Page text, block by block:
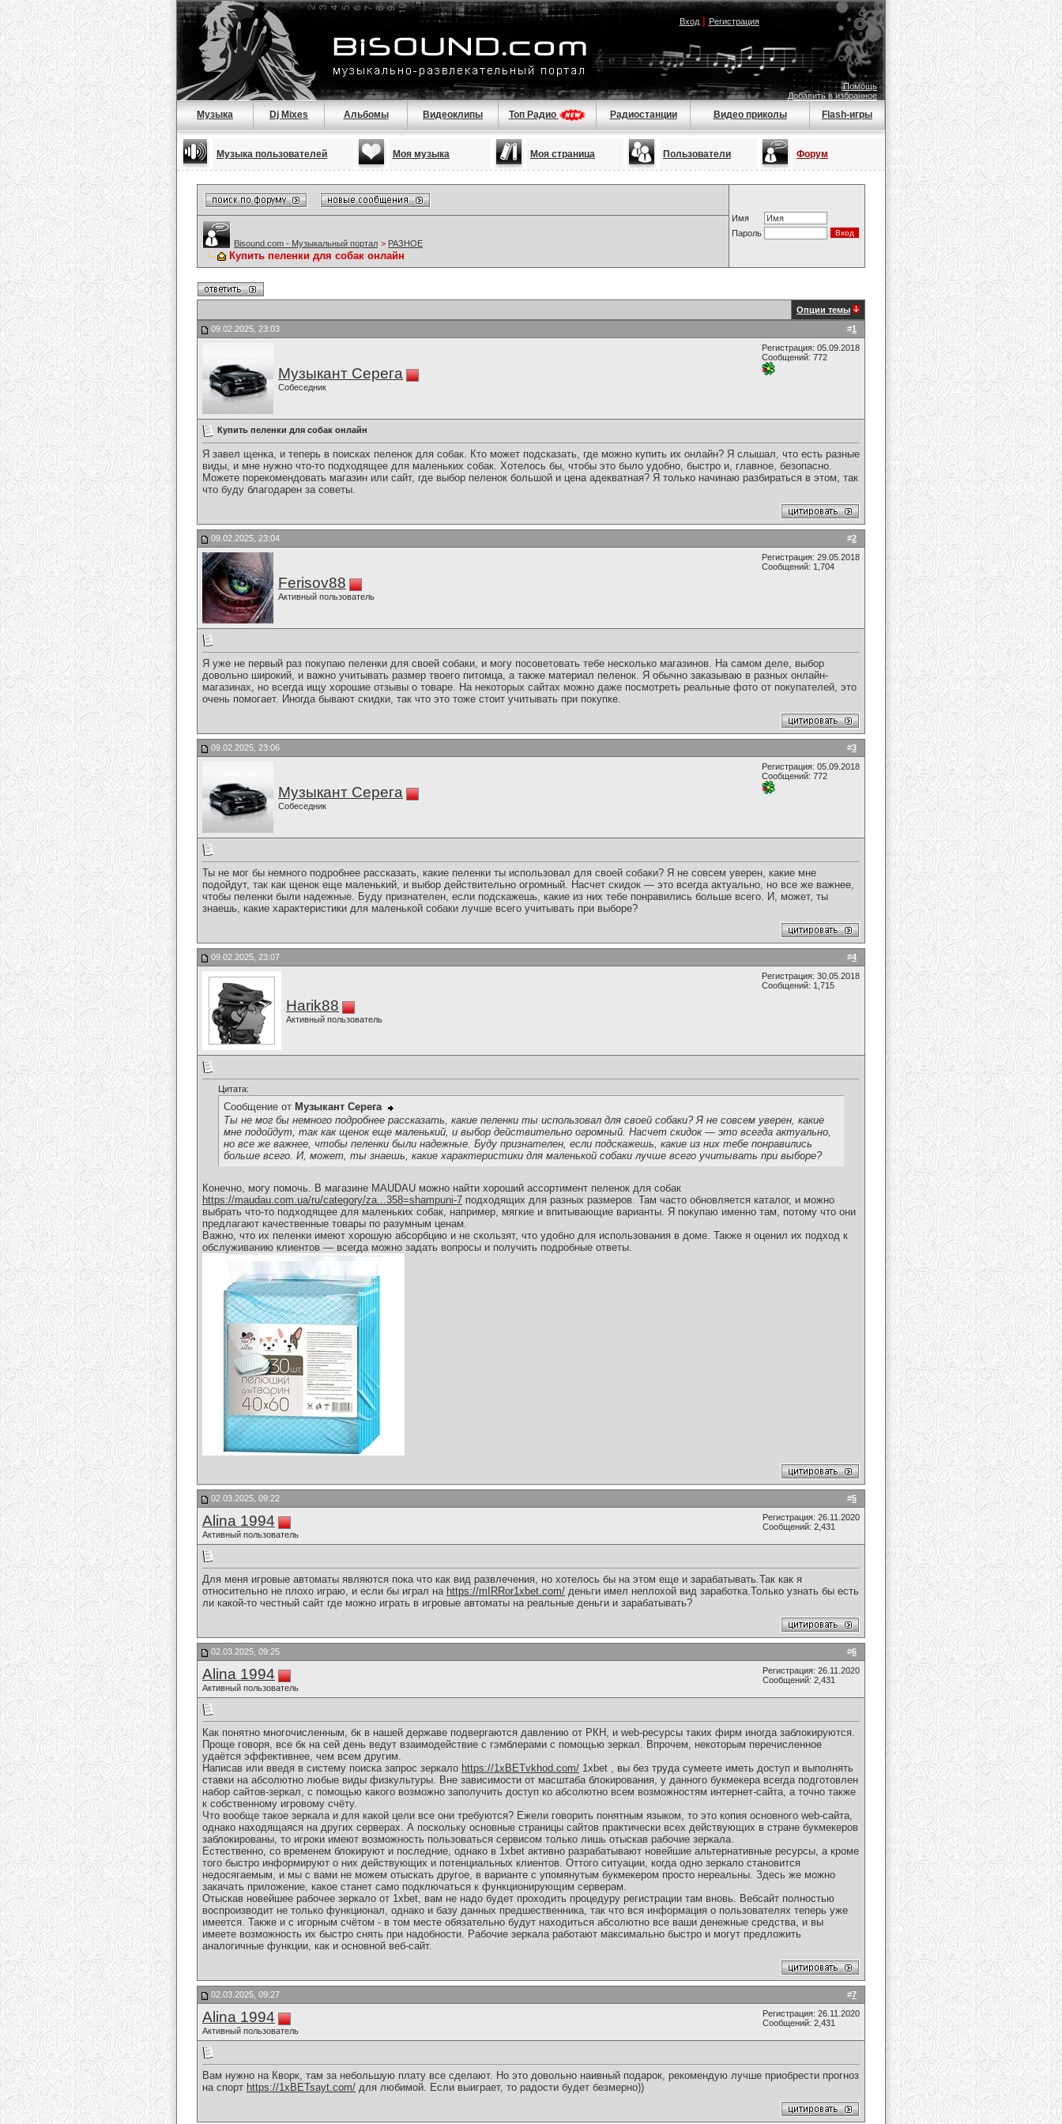
Вход| Регистрация
Помощь
Добавить в избранное
Музыка Dj Mixes Альбомы Видеоклипы Топ Радио Радиостанции Видео приколы Flash-игры
Музыка пользователей Моя музыка Моя страница Пользователи Форум
Имя
Пароль
Bisound.com - Музыкальный портал > РАЗНОЕ
Купить пеленки для собак онлайн
Опции темы
#1
09.02.2025, 23:03
Музыкант Серега
Собеседник
Регистрация: 05.09.2018
Сообщений: 772
Купить пеленки для собак онлайн
Я завел щенка, и теперь в поисках пеленок для собак. Кто может подсказать, где можно купить их онлайн? Я слышал, что есть разные
виды, и мне нужно что-то подходящее для маленьких собак. Хотелось бы, чтобы это было удобно, быстро и, главное, безопасно.
Можете порекомендовать магазин или сайт, где выбор пеленок большой и цена адекватная? Я только начинаю разбираться в этом, так
что буду благодарен за советы.
#2
09.02.2025, 23:04
Ferisov88
Активный пользователь
Регистрация: 29.05.2018
Сообщений: 1,704
Я уже не первый раз покупаю пеленки для своей собаки, и могу посоветовать тебе несколько магазинов. На самом деле, выбор
довольно широкий, и важно учитывать размер твоего питомца, а также материал пеленок. Я обычно заказываю в разных онлайн-
магазинах, но всегда ищу хорошие отзывы о товаре. На некоторых сайтах можно даже посмотреть реальные фото от покупателей, это
очень помогает. Иногда бывают скидки, так что это тоже стоит учитывать при покупке.
#3
09.02.2025, 23:06
Музыкант Серега
Собеседник
Регистрация: 05.09.2018
Сообщений: 772
Ты не мог бы немного подробнее рассказать, какие пеленки ты использовал для своей собаки? Я не совсем уверен, какие мне
подойдут, так как щенок еще маленький, и выбор действительно огромный. Насчет скидок — это всегда актуально, но все же важнее,
чтобы пеленки были надежные. Буду признателен, если подскажешь, какие из них тебе понравились больше всего. И, может, ты
знаешь, какие характеристики для маленькой собаки лучше всего учитывать при выборе?
#4
09.02.2025, 23:07
Harik88
Активный пользователь
Регистрация: 30.05.2018
Сообщений: 1,715
Цитата:
Сообщение от Музыкант Серега
Ты не мог бы немного подробнее рассказать, какие пеленки ты использовал для своей собаки? Я не совсем уверен, какие
мне подойдут, так как щенок еще маленький, и выбор действительно огромный. Насчет скидок — это всегда актуально,
но все же важнее, чтобы пеленки были надежные. Буду признателен, если подскажешь, какие из них тебе понравились
больше всего. И, может, ты знаешь, какие характеристики для маленькой собаки лучше всего учитывать при выборе?
Конечно, могу помочь. В магазине MAUDAU можно найти хороший ассортимент пеленок для собак
https://maudau.com.ua/ru/category/za...358=shampuni-7 подходящих для разных размеров. Там часто обновляется каталог, и можно
выбрать что-то подходящее для маленьких собак, например, мягкие и впитывающие варианты. Я покупаю именно там, потому что они
предлагают качественные товары по разумным ценам.
Важно, что их пеленки имеют хорошую абсорбцию и не скользят, что удобно для использования в доме. Также я оценил их подход к
обслуживанию клиентов — всегда можно задать вопросы и получить подробные ответы.
#5
02.03.2025, 09:22
Alina 1994
Активный пользователь
Регистрация: 26.11.2020
Сообщений: 2,431
Для меня игровые автоматы являются пока что как вид развлечения, но хотелось бы на этом еще и зарабатывать.Так как я
относительно не плохо играю, и если бы играл на https://mIRRor1xbet.com/ деньги имел неплохой вид заработка.Только узнать бы есть
ли какой-то честный сайт где можно играть в игровые автоматы на реальные деньги и зарабатывать?
#6
02.03.2025, 09:25
Alina 1994
Активный пользователь
Регистрация: 26.11.2020
Сообщений: 2,431
Как понятно многочисленным, бк в нашей державе подвергаются давлению от РКН, и web-ресурсы таких фирм иногда заблокируются.
Проще говоря, все бк на сей день ведут взаимодействие с гэмблерами с помощью зеркал. Впрочем, некоторым перечисленное
удаётся эффективнее, чем всем другим.
Написав или введя в систему поиска запрос зеркало https://1xBETvkhod.com/ 1xbet , вы без труда сумеете иметь доступ и выполнять
ставки на абсолютно любые виды физкультуры. Вне зависимости от масштаба блокирования, у данного букмекера всегда подготовлен
набор сайтов-зеркал, с помощью какого возможно заполучить доступ ко абсолютно всем возможностям интернет-сайта, а точно также
к собственному игровому счёту.
Что вообще такое зеркала и для какой цели все они требуются? Ежели говорить понятным языком, то это копия основного web-сайта,
однако находящаяся на других серверах. А поскольку основные страницы сайтов практически всех действующих в стране букмекеров
заблокированы, то игроки имеют возможность пользоваться сервисом только лишь отыскав рабочие зеркала.
Естественно, со временем блокируют и последние, однако в 1xbet активно разрабатывают новейшие альтернативные ресурсы, а кроме
того быстро информируют о них действующих и потенциальных клиентов. Оттого ситуации, когда одно зеркало становится
недосягаемым, и мы с вами не можем отыскать другое, в варианте с упомянутым букмекером просто нереальны. Здесь же можно
закачать приложение, какое станет само подключаться к функционирующим серверам.
Отыскав новейшее рабочее зеркало от 1xbet, вам не надо будет проходить процедуру регистрации там вновь. Вебсайт полностью
воспроизводит не только функционал, однако и базу данных предшественника, так что вся информация о пользователях теперь уже
имеется. Также и с игорным счётом - в том месте обязательно будут находиться абсолютно все ваши денежные средства, и вы
имеете возможность их быстро снять при надобности. Рабочие зеркала работают максимально быстро и могут предложить
аналогичные функции, как и основной веб-сайт.
#7
02.03.2025, 09:27
Alina 1994
Активный пользователь
Регистрация: 26.11.2020
Сообщений: 2,431
Вам нужно на Кворк, там за небольшую плату все сделают. Но это довольно наивный подарок, рекомендую лучше приобрести прогноз
на спорт https://1xBETsayt.com/ для любимой. Если выиграет, то радости будет безмерно))